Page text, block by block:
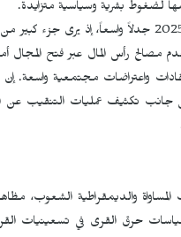
لضغوط بشرية وسياسية متزايدة.
وفي سياق متصل، أثار "قانون المناخ" الذي دخل حيز التنفيذ عام
مصالح رأس المال عبر فتح المجال
واعتراضات مجتمعية واسعة.
جانب تكثيف عمليات التنقيب عن
والديمقراطية الشعوب، مظاهر
حرق القرى في تسعينيات